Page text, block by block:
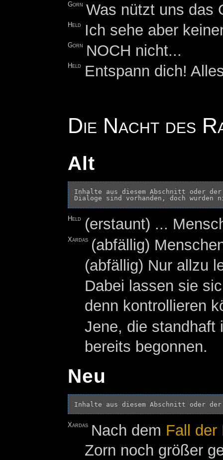
Gorn Was nützt uns das
Held Ich sehe aber
Gorn NOCH nicht...
Held Entspann dich!
Die Nacht des
Alt
Inhalte aus diesem Abschnitt oder
Held (erstaunt) ...
Xardas (abfällig)
(abfällig) Nur allzu
Dabei lassen sie
denn kontrollieren
Jene, die standhaft
bereits begonnen.
Neu
Inhalte aus diesem Abschnitt oder
Xardas Nach dem Fall der
Zorn noch größer